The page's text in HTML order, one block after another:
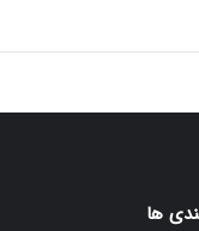
ها